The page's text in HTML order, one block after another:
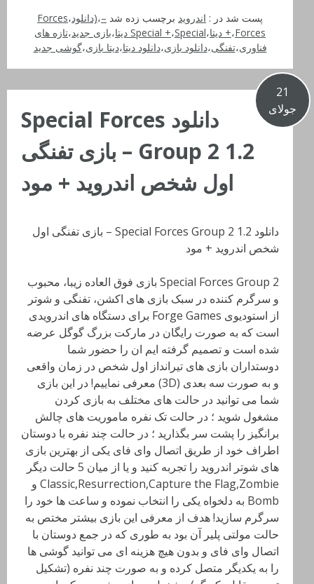
پست شد در : اندروید برچسب زده شد –،(دانلود،Forces
+،Forces دیتا ، Special +،Special دیتا ،بازی جدید،تازه های
فناوری،تفنگی،دانلود بازی،دانلود دیتا،دیتا بازی،گوشی جدید
21
جولای
دانلود Special Forces
Group 2 1.2 – بازی تفنگی
اول شخص اندروید + مود
دانلود Special Forces Group 2 1.2 – بازی تفنگی اول
شخص اندروید + مود
Special Forces Group 2 بازی فوق العاده زیبا، محبوب
و سرگرم کننده در سبک بازی های اکشن، تفنگی و شوتر
از استودیوی Forge Games برای دستگاه های اندرویدی
است که به صورت رایگان در مارکت بزرگ گوگل عرضه
شده است و تصمیم گرفته ایم ان را حضور شما
دوستداران بازی های تیرانداز اول شخص در زمان واقعی
و به صورت سه بعدی (3D) معرفی نماییم! در این بازی
شما می توانید در حالت های مختلف به بازی کردن
مشغول شوید ؛ در حالت تک نفره ماموریت های چالش
برانگیز را پشت سر بگذارید ؛ در حالت چند نفره با دوستان
اطراف خود از طریق اتصال وای فای یکی از بهترین بازی
های شوتر اندروید را تجربه کنید و یا از میان 5 حالت دیگر
Classic,Resurrection,Capture the Flag,Zombie و
Bomb به دلخواه یکی را انتخاب نموده و ساعت ها خود را
سرگرم سازید! هدف از معرفی این بازی بیشتر مختص به
حالت مولتی پلیر آن بود به طوری که در جمع دوستان با
اتصال وای فای و بدون هیچ هزینه ای می توانید گوشی ها
را به یکدیگر متصل کرده و به صورت چند نفره (تشکیل